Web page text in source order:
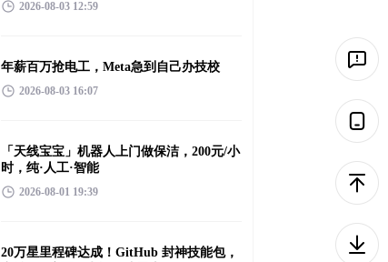
2026-08-03 12:59
年薪百万抢电工，Meta急到自己办技校
2026-08-03 16:07
「天线宝宝」机器人上门做保洁，200元/小
时，纯·人工·智能
2026-08-01 19:39
20万星里程碑达成！GitHub 封神技能包，